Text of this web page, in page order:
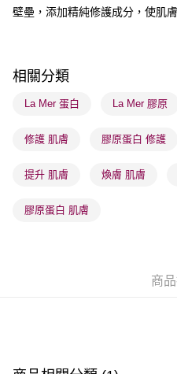
順豐站及營業點 - 確認發貨後1-3
物流公司進行物流配送
每筆HK$65.00，滿HK$300.00
(香港門市) 只顯示可選門市。確
每筆HK$20.00，滿HK$100.00
(澳門門市) 只顯示可選門市。確
澳門地區配送 - 確認發貨後1-4個
壁壘，添加精純修護成分，使肌
相關分類
La Mer 蛋白 La Mer 膠原
修護 肌膚 膠原蛋白 修護
提升 肌膚 煥膚 肌膚
膠原蛋白 肌膚
商